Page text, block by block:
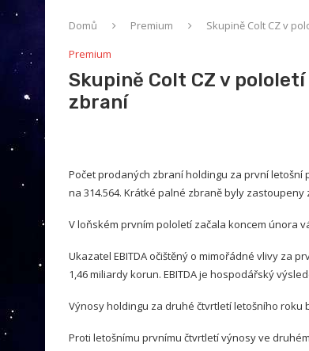
Domů Premium
Skupině Colt CZ v
Premium
Skupině Colt CZ v
zbraní
Počet prodaných zbraní holdingu za první letošní
na 314.564. Krátké palné zbraně byly
V loňském prvním pololetí začala koncem února
Ukazatel EBITDA očištěný o mimořádné vlivy za
1,46 miliardy korun. EBITDA je hospodářský
Výnosy holdingu za druhé čtvrtletí letošního roku
Proti letošnímu prvnímu čtvrtletí výnosy ve